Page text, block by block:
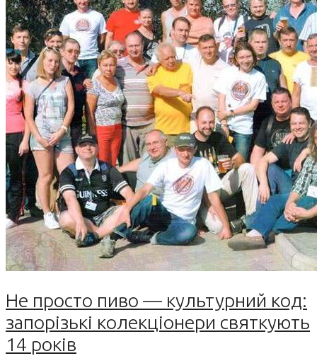
Не просто пиво — культурний код:
запорізькі колекціонери святкують
14 років